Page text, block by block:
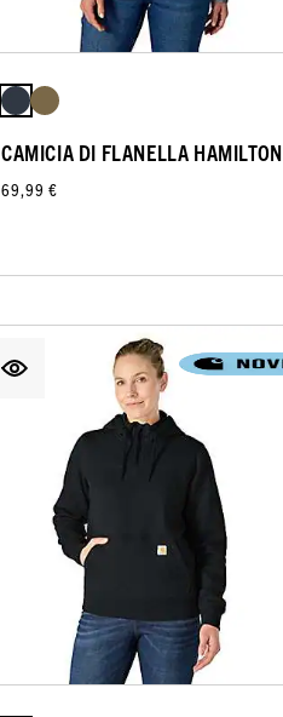
CAMICIA DI FLANELLA HAMILTON
69,99 €